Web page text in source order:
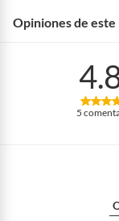
Opiniones de
5